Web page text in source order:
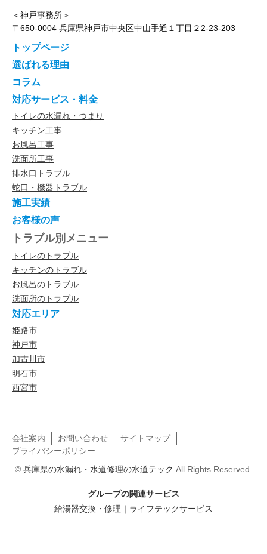
＜神戸事務所＞
〒650-0004 兵庫県神戸市中央区中山手通１丁目２2-23-203
トップページ
選ばれる理由
コラム
対応サービス・料金
トイレの水漏れ・つまり
キッチン工事
お風呂工事
洗面所工事
排水口トラブル
蛇口・機器トラブル
施工実績
お客様の声
トラブル別メニュー
トイレのトラブル
キッチンのトラブル
お風呂のトラブル
洗面所のトラブル
対応エリア
姫路市
神戸市
加古川市
明石市
西宮市
会社案内 お問い合わせ
サイトマップ
プライバシーポリシー
© 兵庫県の水漏れ・水道修理の水道テック All Rights Reserved.
グループの関連サービス
給湯器交換・修理｜ライフテックサービス